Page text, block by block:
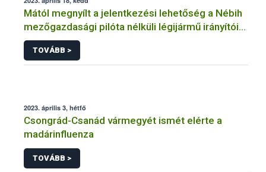
Mától megnyílt a jelentkezési lehetőség a Nébih
mezőgazdasági pilóta nélküli légijármű irányítói
nyilvántartásába
TOVÁBB >
2023. április 3, hétfő
Csongrád-Csanád vármegyét ismét elérte a
madárinfluenza
TOVÁBB >